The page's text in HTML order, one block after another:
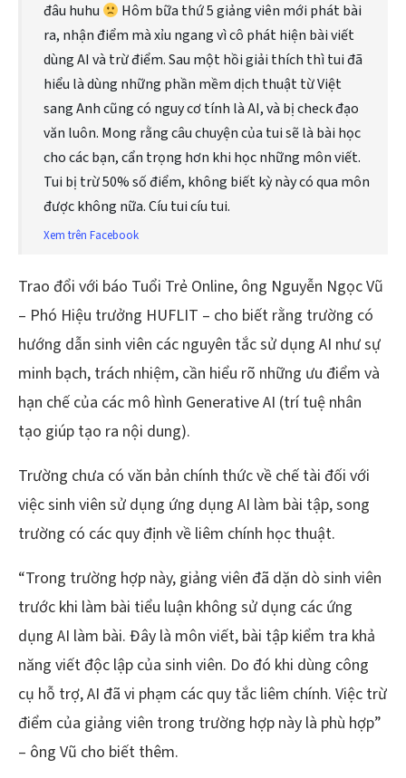
đâu huhu
Hôm bữa thứ 5 giảng viên mới phát bài
ra, nhận điểm mà xỉu ngang vì cô phát hiện bài viết
dùng AI và trừ điểm. Sau một hồi giải thích thì tui đã
hiểu là dùng những phần mềm dịch thuật từ Việt
sang Anh cũng có nguy cơ tính là AI, và bị check đạo
văn luôn. Mong rằng câu chuyện của tui sẽ là bài học
cho các bạn, cẩn trọng hơn khi học những môn viết.
Tui bị trừ 50% số điểm, không biết kỳ này có qua môn
được không nữa. Cíu tui cíu tui.
Xem trên Facebook
Trao đổi với báo Tuổi Trẻ Online, ông Nguyễn Ngọc Vũ
– Phó Hiệu trưởng HUFLIT – cho biết rằng trường có
hướng dẫn sinh viên các nguyên tắc sử dụng AI như sự
minh bạch, trách nhiệm, cần hiểu rõ những ưu điểm và
hạn chế của các mô hình Generative AI (trí tuệ nhân
tạo giúp tạo ra nội dung).
Trường chưa có văn bản chính thức về chế tài đối với
việc sinh viên sử dụng ứng dụng AI làm bài tập, song
trường có các quy định về liêm chính học thuật.
“Trong trường hợp này, giảng viên đã dặn dò sinh viên
trước khi làm bài tiểu luận không sử dụng các ứng
dụng AI làm bài. Đây là môn viết, bài tập kiểm tra khả
năng viết độc lập của sinh viên. Do đó khi dùng công
cụ hỗ trợ, AI đã vi phạm các quy tắc liêm chính. Việc trừ
điểm của giảng viên trong trường hợp này là phù hợp”
– ông Vũ cho biết thêm.